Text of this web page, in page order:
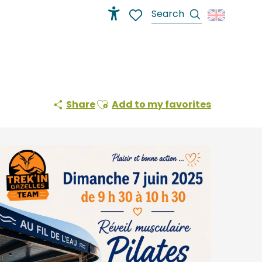
Search
ShareAjouter aux favoris
Add to my favorites